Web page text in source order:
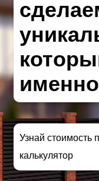
Узнай стоимость
калькулятор